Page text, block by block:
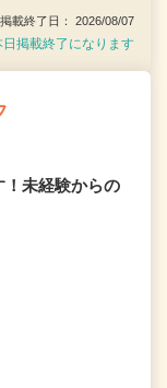
載終了日： 2026/08/07
日掲載終了になります
！未経験からの